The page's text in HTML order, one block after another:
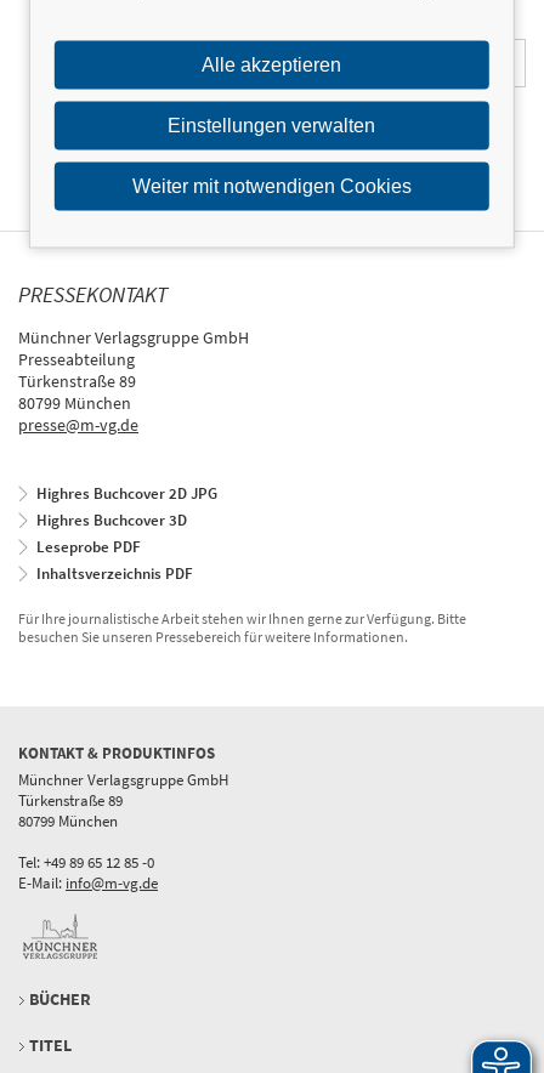
PRESSEKONTAKT
Münchner Verlagsgruppe GmbH
Presseabteilung
Türkenstraße 89
80799 München
presse@m-vg.de
Highres Buchcover 2D JPG
Highres Buchcover 3D
Leseprobe PDF
Inhaltsverzeichnis PDF
Für Ihre journalistische Arbeit stehen wir Ihnen gerne zur Verfügung. Bitte
besuchen Sie unseren Pressebereich für weitere Informationen.
KONTAKT & PRODUKTINFOS
Münchner Verlagsgruppe GmbH
Türkenstraße 89
80799 München
Tel: +49 89 65 12 85 -0
E-Mail: info@m-vg.de
BÜCHER
TITEL
Alle akzeptieren
Einstellungen verwalten
Weiter mit notwendigen Cookies